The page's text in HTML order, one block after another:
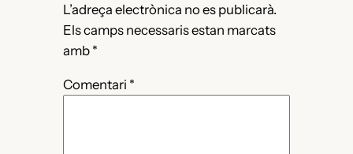
L’adreça electrònica no es publicarà.
Els camps necessaris estan marcats
amb *
Comentari *